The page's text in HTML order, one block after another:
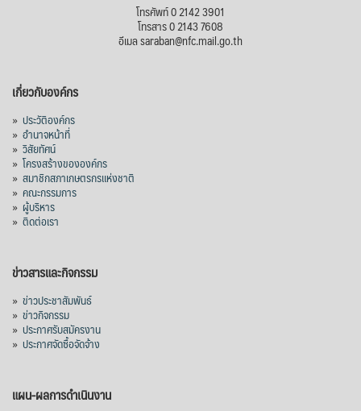
โทรศัพท์ 0 2142 3901
โทรสาร 0 2143 7608
อีเมล saraban@nfc.mail.go.th
เกี่ยวกับองค์กร
» ประวัติองค์กร
» อำนาจหน้าที่
» วิสัยทัศน์
» โครงสร้างขององค์กร
» สมาชิกสภาเกษตรกรแห่งชาติ
» คณะกรรมการ
» ผู้บริหาร
» ติดต่อเรา
ข่าวสารและกิจกรรม
» ข่าวประชาสัมพันธ์
» ข่าวกิจกรรม
» ประกาศรับสมัครงาน
» ประกาศจัดซื้อจัดจ้าง
แผน-ผลการดำเนินงาน